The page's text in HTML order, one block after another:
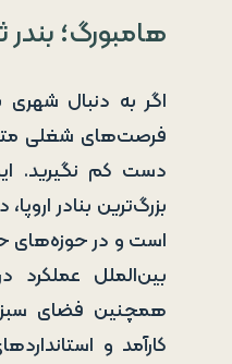
هامبورگ؛
اگر به دنبال
فرصت‌های شغلی
دست کم نگیرید.
بزرگ‌ترین بنادر
است و در حوزه‌های
بین‌الملل عملکرد
همچنین فضای
کارآمد و